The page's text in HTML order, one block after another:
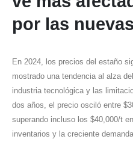
por las
En 2024, los precios del estaño
mostrado una tendencia al alza
industria tecnológica y las
dos años, el precio osciló entre
superando incluso los $40,000/t
inventarios y la creciente